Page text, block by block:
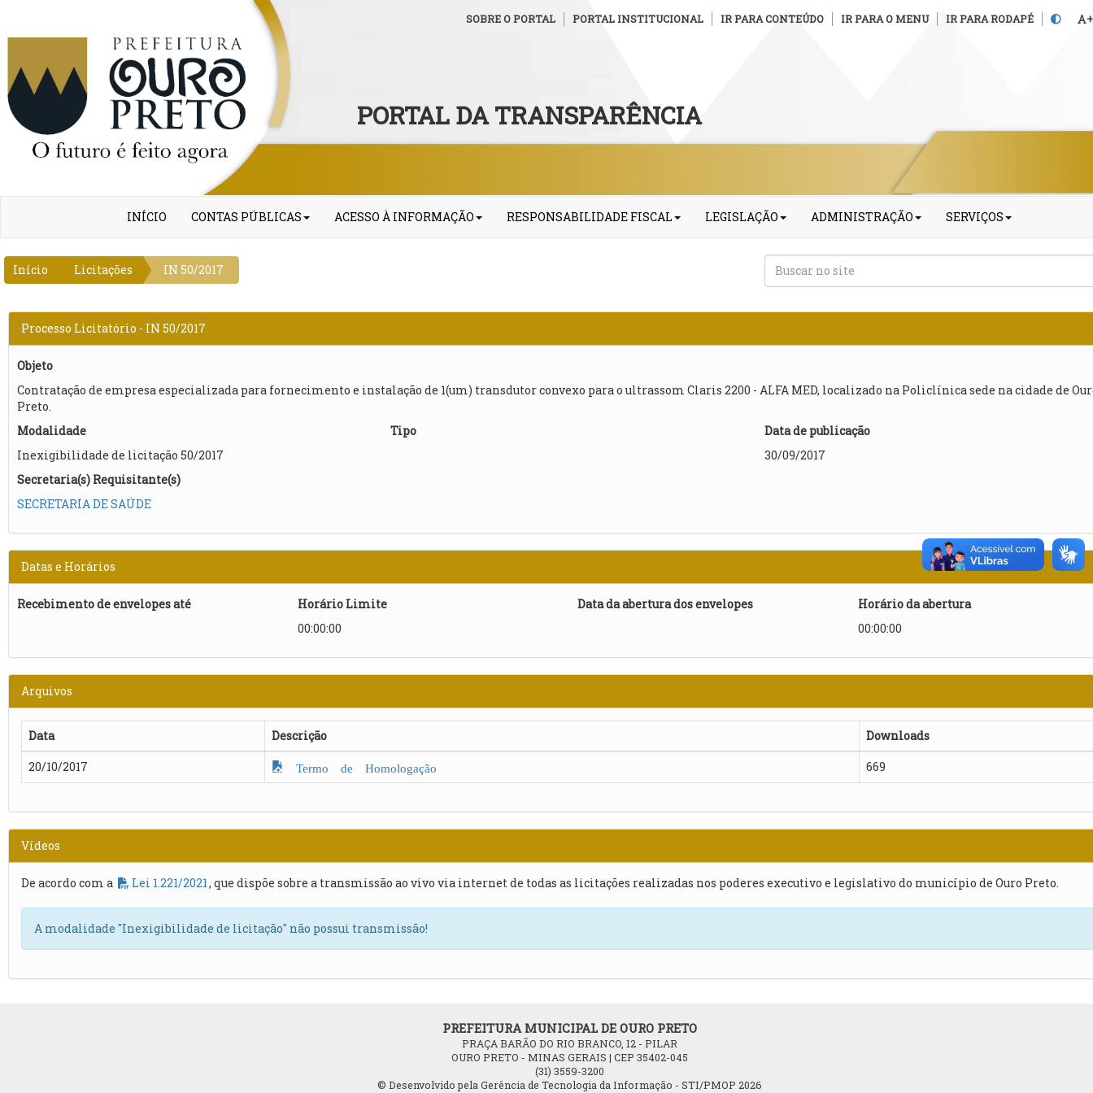
SOBRE O PORTAL PORTAL INSTITUCIONAL IR PARA CONTEÚDO IR PARA O MENU IR PARA RODAPÉ +
PORTAL DA TRANSPARÊNCIA
INÍCIO CONTAS PÚBLICAS ACESSO À INFORMAÇÃO RESPONSABILIDADE FISCAL LEGISLAÇÃO ADMINISTRAÇÃO SERVIÇOS
Início Licitações IN 50/2017
Processo Licitatório - IN 50/2017
Objeto
Contratação de empresa especializada para fornecimento e instalação de 1(um) transdutor convexo para o ultrassom Claris 2200 - ALFA MED, localizado na Policlínica sede na cidade de
Preto.​
Modalidade
Inexigibilidade de licitação 50/2017
Tipo
Data de publicação
30/09/2017
Secretaria(s) Requisitante(s)
SECRETARIA DE SAÚDE
Datas e Horários
Recebimento de envelopes até
Horário Limite
00:00:00
Data da abertura dos envelopes
Horário da abertura
00:00:00
Arquivos
Data Descrição
Downloads
20/10/2017
Termo de Homologação 669
Vídeos
De acordo com a Lei 1.221/2021 , que dispõe sobre a transmissão ao vivo via internet de todas as licitações realizadas nos poderes executivo e legislativo do município de Ouro Preto.
A modalidade "Inexigibilidade de licitação" não possui transmissão!
PREFEITURA MUNICIPAL DE OURO PRETO
PRAÇA BARÃO DO RIO BRANCO, 12 - PILAR
OURO PRETO - MINAS GERAIS | CEP 35402-045
(31) 3559-3200
© Desenvolvido pela Gerência de Tecnologia da Informação - STI/PMOP 2026